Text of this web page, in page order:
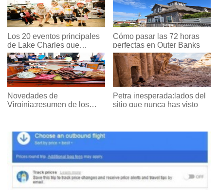
Los 20 eventos principales
de Lake Charles que
sucederán en mayo de
2018
Cómo pasar las 72 horas
perfectas en Outer Banks
Novedades de
Virginia:resumen de los
Petra inesperada:lados del
sitio que nunca has visto